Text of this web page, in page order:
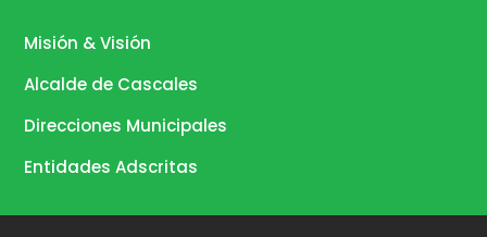
Misión & Visión
Alcalde de Cascales
Direcciones Municipales
Entidades Adscritas